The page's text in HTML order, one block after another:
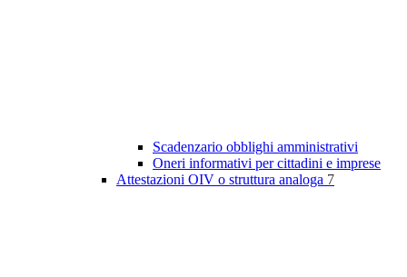
Scadenzario obblighi amministrativi
Oneri informativi per cittadini e imprese
Attestazioni OIV o struttura analoga 7